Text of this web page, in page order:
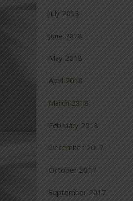
July 2018
June 2018
May 2018
April 2018
March 2018
February 2018
December 2017
October 2017
September 2017